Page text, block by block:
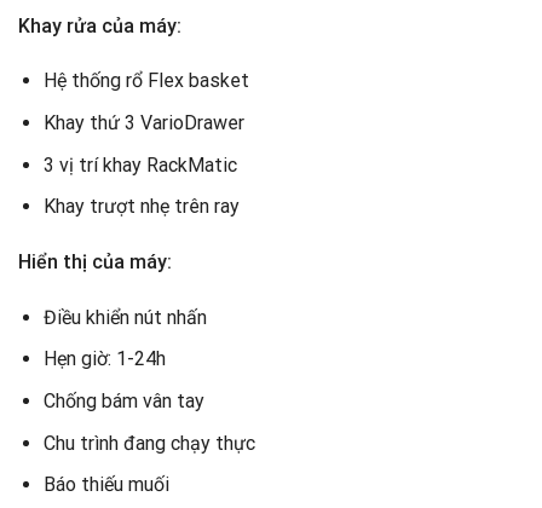
Khay rửa của máy:
Hệ thống rổ Flex basket
Khay thứ 3 VarioDrawer
3 vị trí khay RackMatic
Khay trượt nhẹ trên ray
Hiển thị của máy:
Điều khiển nút nhấn
Hẹn giờ: 1-24h
Chống bám vân tay
Chu trình đang chạy thực
Báo thiếu muối